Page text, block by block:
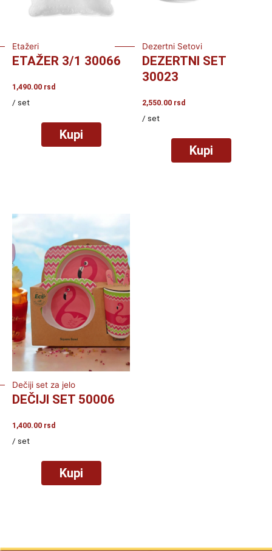
Etažeri
ETAŽER 3/1 30066
1,490.00 rsd
/ set
Kupi
Dezertni Setovi
DEZERTNI SET
30023
2,550.00 rsd
/ set
Kupi
Dečiji set za jelo
DEČIJI SET 50006
1,400.00 rsd
/ set
Kupi